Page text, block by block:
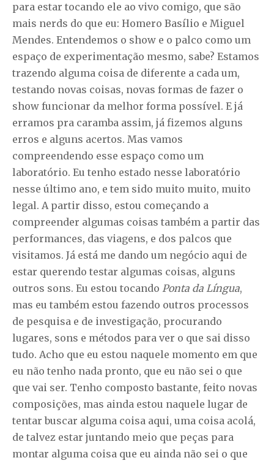
para estar tocando ele ao vivo comigo, que são
mais nerds do que eu: Homero Basílio e Miguel
Mendes. Entendemos o show e o palco como um
espaço de experimentação mesmo, sabe? Estamos
trazendo alguma coisa de diferente a cada um,
testando novas coisas, novas formas de fazer o
show funcionar da melhor forma possível. E já
erramos pra caramba assim, já fizemos alguns
erros e alguns acertos. Mas vamos
compreendendo esse espaço como um
laboratório. Eu tenho estado nesse laboratório
nesse último ano, e tem sido muito muito, muito
legal. A partir disso, estou começando a
compreender algumas coisas também a partir das
performances, das viagens, e dos palcos que
visitamos. Já está me dando um negócio aqui de
estar querendo testar algumas coisas, alguns
outros sons. Eu estou tocando Ponta da Língua,
mas eu também estou fazendo outros processos
de pesquisa e de investigação, procurando
lugares, sons e métodos para ver o que sai disso
tudo. Acho que eu estou naquele momento em que
eu não tenho nada pronto, que eu não sei o que
que vai ser. Tenho composto bastante, feito novas
composições, mas ainda estou naquele lugar de
tentar buscar alguma coisa aqui, uma coisa acolá,
de talvez estar juntando meio que peças para
montar alguma coisa que eu ainda não sei o que